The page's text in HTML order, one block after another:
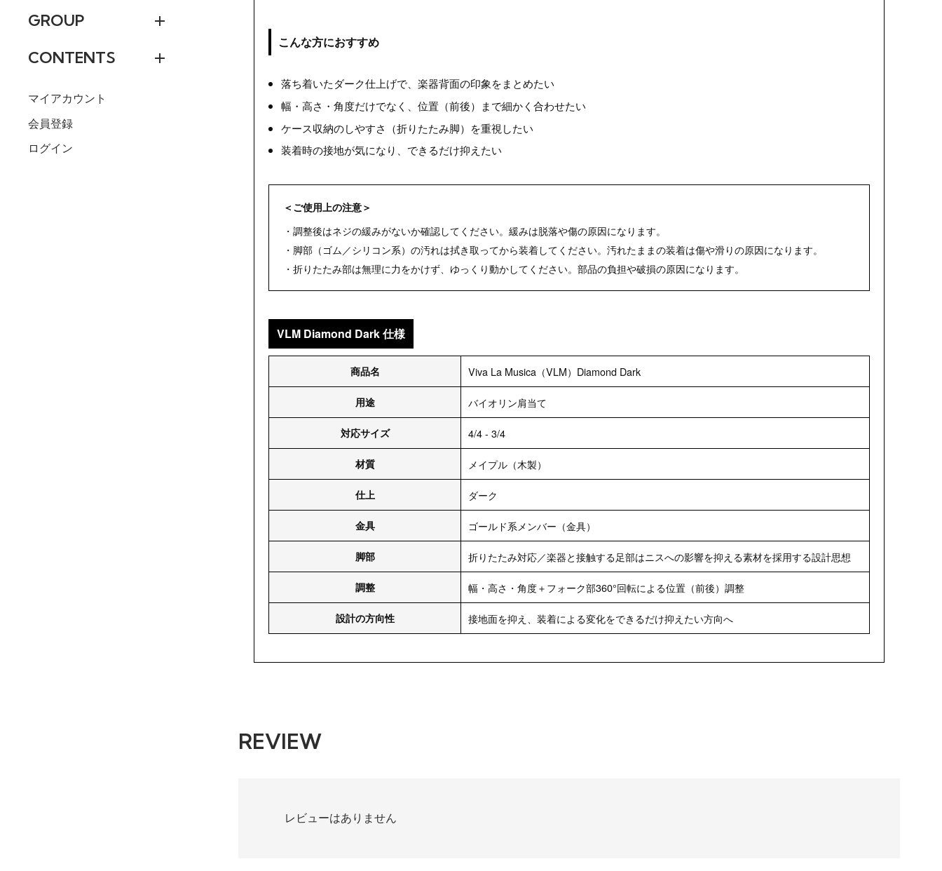
GROUP
CONTENTS
マイアカウント
会員登録
ログイン
こんな方におすすめ
落ち着いたダーク仕上げで、楽器背面の印象をまとめたい
幅・高さ・角度だけでなく、位置（前後）まで細かく合わせたい
ケース収納のしやすさ（折りたたみ脚）を重視したい
装着時の接地が気になり、できるだけ抑えたい
＜ご使用上の注意＞
・調整後はネジの緩みがないか確認してください。緩みは脱落や傷の原因になります。
・脚部（ゴム／シリコン系）の汚れは拭き取ってから装着してください。汚れたままの装着は傷や滑りの原因になります。
・折りたたみ部は無理に力をかけず、ゆっくり動かしてください。部品の負担や破損の原因になります。
VLM Diamond Dark 仕様
商品名 Viva La Musica（VLM）Diamond Dark
用途 バイオリン肩当て
対応サイズ 4/4 - 3/4
材質 メイプル（木製）
仕上 ダーク
金具 ゴールド系メンバー（金具）
脚部 折りたたみ対応／楽器と接触する足部はニスへの影響を抑える素材を採用する設計思想
調整 幅・高さ・角度＋フォーク部360°回転による位置（前後）調整
設計の方向性 接地面を抑え、装着による変化をできるだけ抑えたい方向へ
REVIEW
レビューはありません